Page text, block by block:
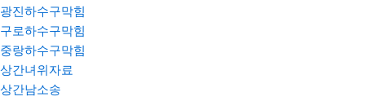
광진하수구막힘
구로하수구막힘
중랑하수구막힘
상간녀위자료
상간남소송